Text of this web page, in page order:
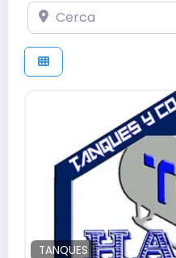
Cerca
TANQUES